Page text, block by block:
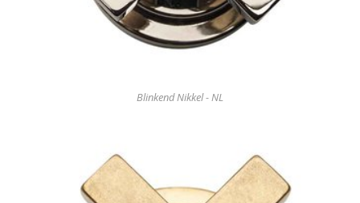
Blinkend Nikkel - NL